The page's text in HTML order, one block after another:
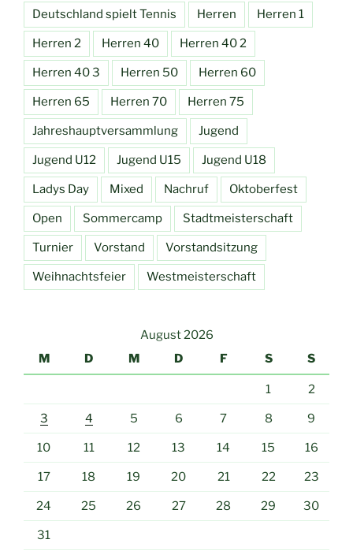
Deutschland spielt Tennis Herren Herren 1
Herren 2 Herren 40 Herren 40 2
Herren 40 3 Herren 50 Herren 60
Herren 65 Herren 70 Herren 75
Jahreshauptversammlung Jugend
Jugend U12 Jugend U15 Jugend U18
Ladys Day Mixed Nachruf Oktoberfest
Open Sommercamp Stadtmeisterschaft
Turnier Vorstand Vorstandsitzung
Weihnachtsfeier Westmeisterschaft
August 2026
M
D M D F S S
1 2
3 4 5 6 7 8 9
10 11 12 13 14 15 16
17 18 19 20 21 22 23
24 25 26 27 28 29 30
31